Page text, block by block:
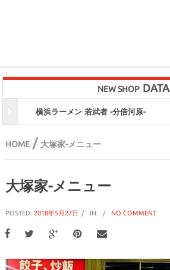
NEW SHOP DATA
横浜ラーメン 若武者 -分倍河原-
HOME/ 大塚家-メニュー
大塚家-メニュー
POSTED: 2018年5月27日 IN: NO COMMENT